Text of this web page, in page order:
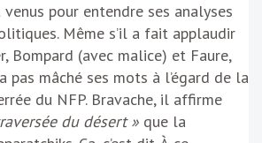
pour entendre ses analyses
Même s’il a fait applaudir
Bompard (avec malice) et Faure,
pas mâché ses mots à l’égard de la
du NFP. Bravache, il affirme
du désert » que la